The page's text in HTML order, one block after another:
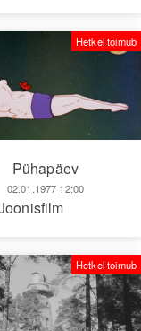
Pühapäev
02.01.1977 12:00
Hetkel toimub
Hetkel toimub